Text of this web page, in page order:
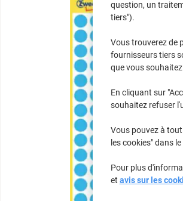
question, un
tiers").
Vous trouverez de
fournisseurs tiers
que vous
En cliquant sur
souhaitez refuser
Vous pouvez à
les cookies" dans
Pour plus
et avis sur les